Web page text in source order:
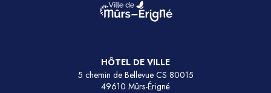
HÔTEL DE VILLE
5 chemin de Bellevue CS 80015
49610 Mûrs-Érigné